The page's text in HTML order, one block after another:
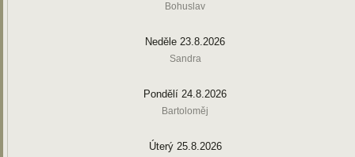
Bohuslav
Neděle 23.8.2026
Sandra
Pondělí 24.8.2026
Bartoloměj
Úterý 25.8.2026